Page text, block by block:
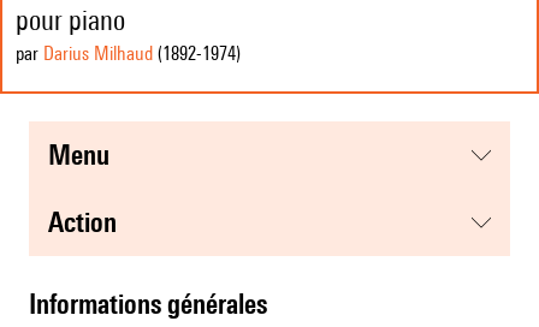
pour piano
par Darius Milhaud (1892-1974)
menu
action
informations générales